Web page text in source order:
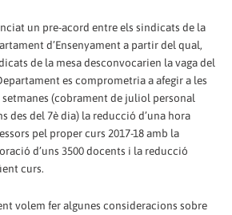
un pre-acord entre els sindicats de la
d’Ensenyament a partir del qual,
de la mesa desconvocarien la vaga del
es comprometria a afegir a les
setmanes (cobrament de juliol personal
des del 7è dia) la reducció d’una hora
pel proper curs 2017-18 amb la
d’uns 3500 docents i la reducció
curs.
volem fer algunes consideracions sobre